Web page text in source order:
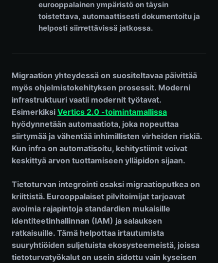
eurooppalainen ympäristö on täysin
toistettava, automaattisesti dokumentoitu ja
helposti siirrettävissä jatkossa.
Migraation yhteydessä on suositeltavaa päivittää
myös ohjelmistokehityksen prosessit. Moderni
infrastruktuuri vaatii modernit työtavat.
Esimerkiksi Vertics 2.0 -toimintamallissa
hyödynnetään automaatiota, joka nopeuttaa
siirtymää ja vähentää inhimillisten virheiden riskiä.
Kun infra on automatisoitu, kehitystiimit voivat
keskittyä arvon tuottamiseen ylläpidon sijaan.
Tietoturvan integrointi osaksi migraatioputkea on
kriittistä. Eurooppalaiset pilvitoimijat tarjoavat
avoimia rajapintoja standardien mukaisille
identiteetinhallinnan (IAM) ja salauksen
ratkaisuille. Tämä helpottaa irtautumista
suuryhtiöiden suljetuista ekosysteemeistä, joissa
tietoturvatyökalut on usein sidottu vain kyseisen